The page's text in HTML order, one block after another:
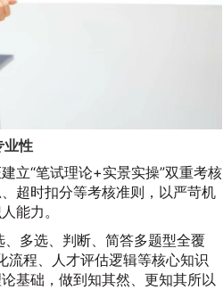
业性
立“笔试理论+实景实操”双重考核
超时扣分等考核准则，以严苛机
能力。
多选、判断、简答多题型全覆
流程、人才评估逻辑等核心知识
基础，做到知其然、更知其所以